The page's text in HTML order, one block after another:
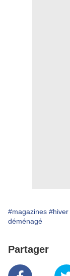
#magazines #hiver
déménagé
Partager